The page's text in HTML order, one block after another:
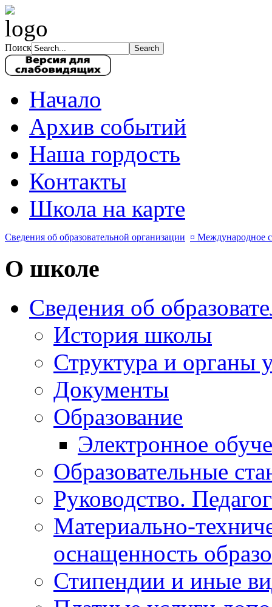
Поиск
Начало
Архив событий
Наша гордость
Контакты
Школа на карте
Сведения об образовательной организации ¤ Международное
О школе
Сведения об
История школы
Структура и органы
Документы
Образование
Электронное
Образовательные
Руководство.
Материально-
оснащенность
Стипендии и иные